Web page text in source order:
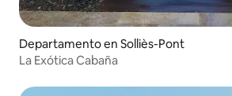
Departamento en Solliès-Pont
La Exótica Cabaña